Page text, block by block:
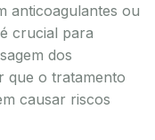
anticoagulantes ou
crucial para
dos
que o tratamento
causar riscos